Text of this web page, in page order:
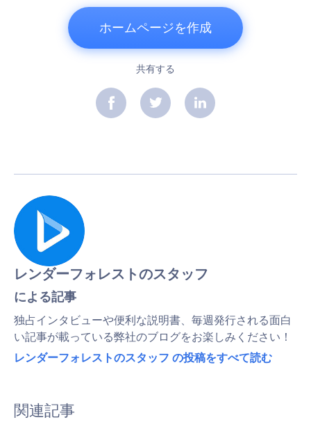
ホームページを作成
共有する
レンダーフォレストのスタッフ
による記事
独占インタビューや便利な説明書、毎週発行される面白
い記事が載っている弊社のブログをお楽しみください！
レンダーフォレストのスタッフ の投稿をすべて読む
関連記事